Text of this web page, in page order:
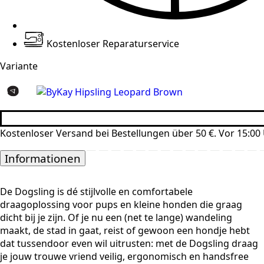
Kostenloser Reparaturservice
Variante
Kostenloser Versand bei Bestellungen über 50 €. Vor
Informationen
De Dogsling is dé stijlvolle en comfortabele
draagoplossing voor pups en kleine honden die graag
dicht bij je zijn. Of je nu een (net te lange) wandeling
maakt, de stad in gaat, reist of gewoon een hondje hebt
dat tussendoor even wil uitrusten: met de Dogsling draag
je jouw trouwe vriend veilig, ergonomisch en handsfree